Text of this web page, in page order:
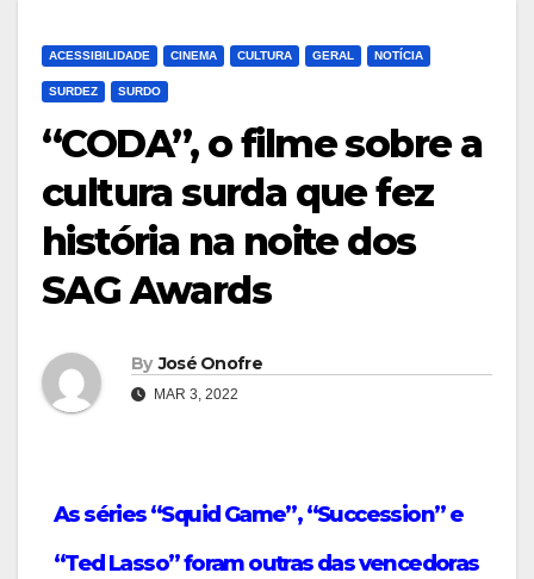
ACESSIBILIDADE CINEMA CULTURA GERAL NOTÍCIA
SURDEZ SURDO
“CODA”, o filme sobre a
cultura surda que fez
história na noite dos
SAG Awards
By José Onofre
MAR 3, 2022
As séries “Squid Game”, “Succession” e
“Ted Lasso” foram outras das vencedoras